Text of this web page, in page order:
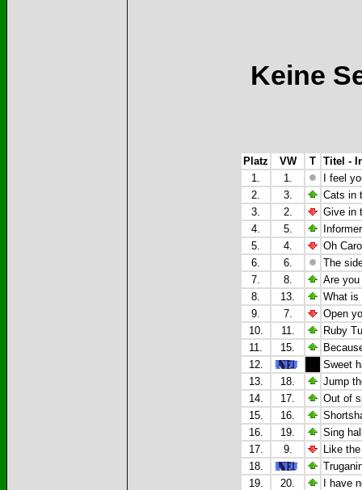
Keine
Platz VW T Titel -
1.
1.
I feel
2.
3.
Cats in
3.
2.
Give in
4.
5.
5.
4.
Oh
6.
6.
The
7.
8.
Are
8.
13.
What is
9.
7.
Open
10.
11.
Ruby
11.
15.
12.
Sweet
13.
18.
Jump
14.
17.
Out of
15.
16.
16.
19.
Sing
17.
9.
Like
18.
19.
20.
I have